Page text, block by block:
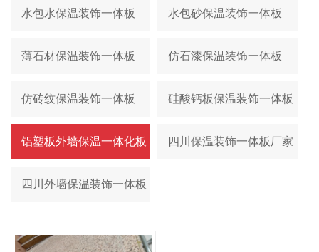
水包水保温装饰一体板 水包砂保温装饰一体板
薄石材保温装饰一体板 仿石漆保温装饰一体板
仿砖纹保温装饰一体板 硅酸钙板保温装饰一体板
铝塑板外墙保温一体化板 四川保温装饰一体板厂家
四川外墙保温装饰一体板